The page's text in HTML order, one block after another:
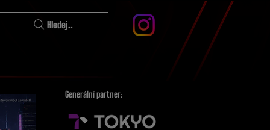
Hledej..
Generální partner: